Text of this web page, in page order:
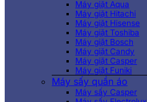
Máy giặt Aqua
Máy giặt Hitachi
Máy giặt Hisense
Máy giặt Toshiba
Máy giặt Bosch
Máy giặt Candy
Máy giặt Casper
Máy giặt Funiki
Máy sấy quần áo
Máy sấy Casper